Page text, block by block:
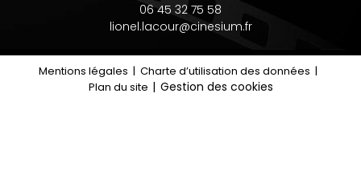
06 45 32 75 58
lionel.lacour@cinesium.fr
Mentions légales
Charte d’utilisation des données
Plan du site
Gestion des cookies